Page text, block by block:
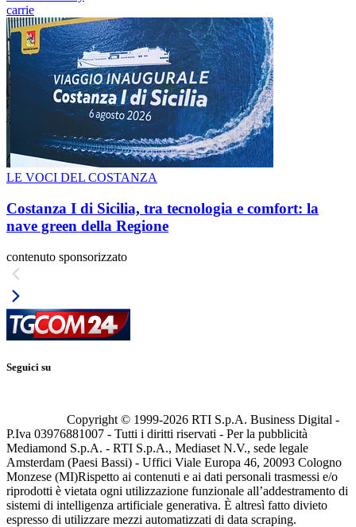
carrie
LE VOCI DEL COSTANZA
Costanza I di Sicilia, tra tecnologia e comfort: la
nave green della Regione
contenuto sponsorizzato
Seguici su
Copyright © 1999-2026 RTI S.p.A. Business Digital -
P.Iva 03976881007 - Tutti i diritti riservati - Per la pubblicità
Mediamond S.p.A. - RTI S.p.A., Mediaset N.V., sede legale
Amsterdam (Paesi Bassi) - Uffici Viale Europa 46, 20093 Cologno
Monzese (MI)Rispetto ai contenuti e ai dati personali trasmessi e/o
riprodotti è vietata ogni utilizzazione funzionale all’addestramento di
sistemi di intelligenza artificiale generativa. È altresì fatto divieto
espresso di utilizzare mezzi automatizzati di data scraping.